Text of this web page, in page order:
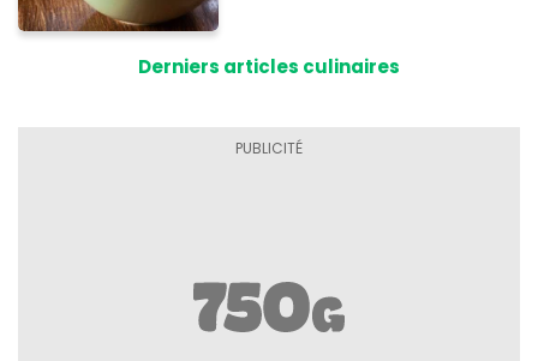
Derniers articles culinaires